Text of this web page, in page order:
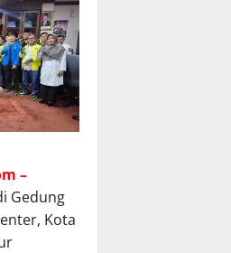
–
Gedung
Kota